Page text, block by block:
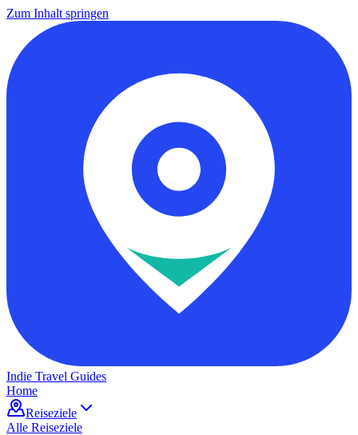
Zum Inhalt springen
Indie Travel Guides
Home
Reiseziele
Alle Reiseziele